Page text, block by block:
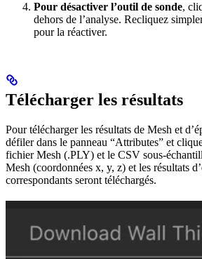
Pour désactiver l’outil de sonde,
dehors de l’analyse. Recliquez
pour la réactiver.
Télécharger les résultats
Pour télécharger les résultats de Mesh et
défiler dans le panneau “Attributes” et
fichier Mesh (.PLY) et le CSV sous-
Mesh (coordonnées x, y, z) et les résultats
correspondants seront téléchargés.